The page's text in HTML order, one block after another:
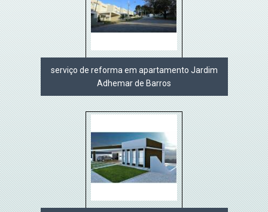
serviço de reforma em apartamento Jardim
Adhemar de Barros